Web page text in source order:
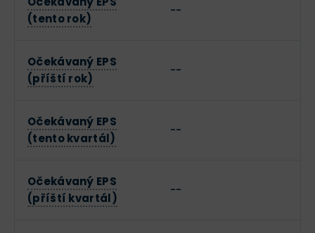
(tento rok)
--
Očekávaný EPS
(příští rok)
--
Očekávaný EPS
(tento kvartál)
--
Očekávaný EPS
(příští kvartál)
--